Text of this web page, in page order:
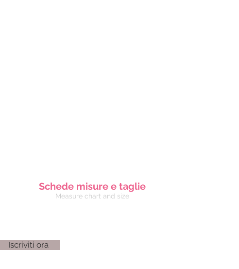
Schede misure e taglie
Measure chart and size
Iscriviti ora